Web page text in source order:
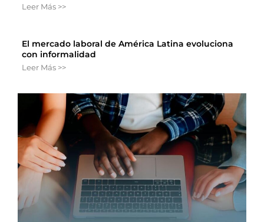
Leer Más >>
El mercado laboral de América Latina evoluciona
con informalidad
Leer Más >>